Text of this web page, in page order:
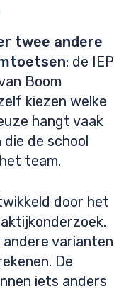
twee andere
: de IEP
Boom
kiezen welke
hangt vaak
de school
team.
door het
varianten
De
iets anders